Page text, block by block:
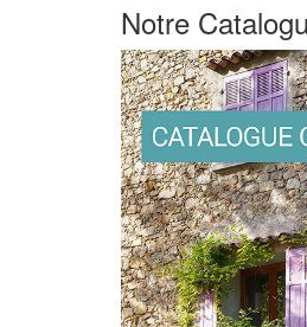
Notre